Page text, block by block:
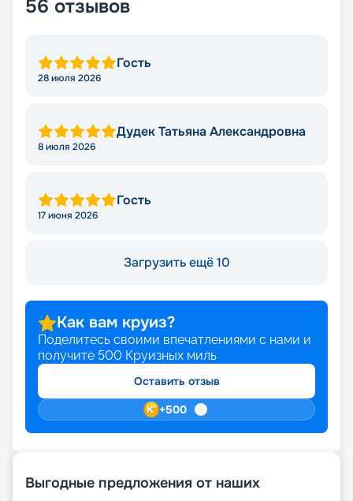
56 отзывов
Гость
28 июля 2026
Дудек Татьяна Александровна
8 июля 2026
Гость
17 июня 2026
Загрузить ещё 10
Как вам круиз?
Поделитесь своими впечатлениями с нами и
получите 500 Круизных миль
Оставить отзыв
+500
Выгодные предложения от наших